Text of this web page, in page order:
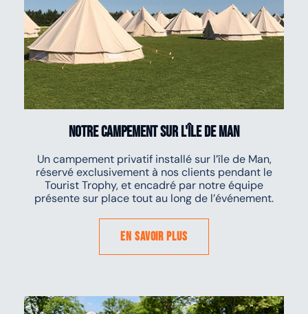
Notre campement sur l'île de Man
Un campement privatif installé sur l’île de Man,
réservé exclusivement à nos clients pendant le
Tourist Trophy, et encadré par notre équipe
présente sur place tout au long de l’événement.
En savoir plus